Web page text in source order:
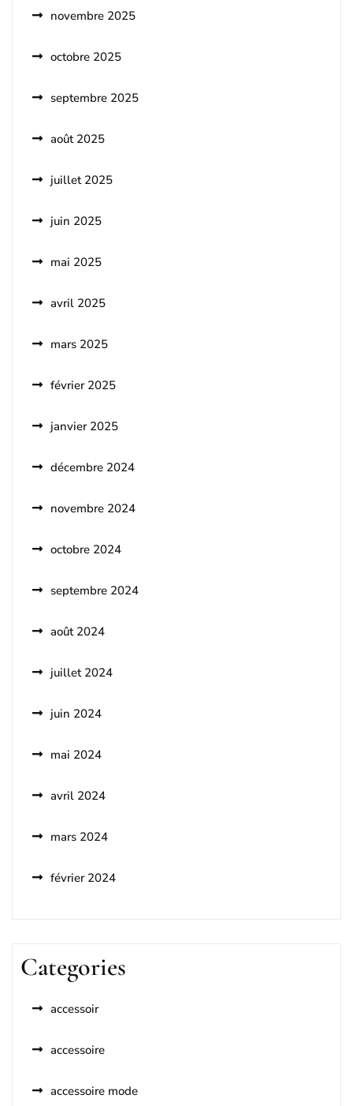
novembre 2025
octobre 2025
septembre 2025
août 2025
juillet 2025
juin 2025
mai 2025
avril 2025
mars 2025
février 2025
janvier 2025
décembre 2024
novembre 2024
octobre 2024
septembre 2024
août 2024
juillet 2024
juin 2024
mai 2024
avril 2024
mars 2024
février 2024
Categories
accessoir
accessoire
accessoire mode